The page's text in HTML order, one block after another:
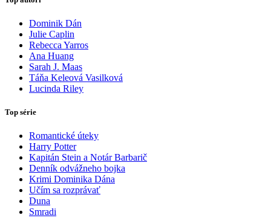
Dominik Dán
Julie Caplin
Rebecca Yarros
Ana Huang
Sarah J. Maas
Táňa Keleová Vasilková
Lucinda Riley
Top série
Romantické úteky
Harry Potter
Kapitán Stein a Notár Barbarič
Denník odvážneho bojka
Krimi Dominika Dána
Učím sa rozprávať
Duna
Smradi